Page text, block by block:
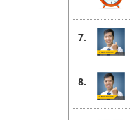
7.
8.